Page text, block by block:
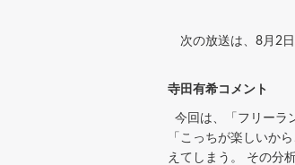
次の放送は、8月2日
寺田有希コメント
今回は、「フリーラ
「こっちが楽しいか
えてしまう。 その分